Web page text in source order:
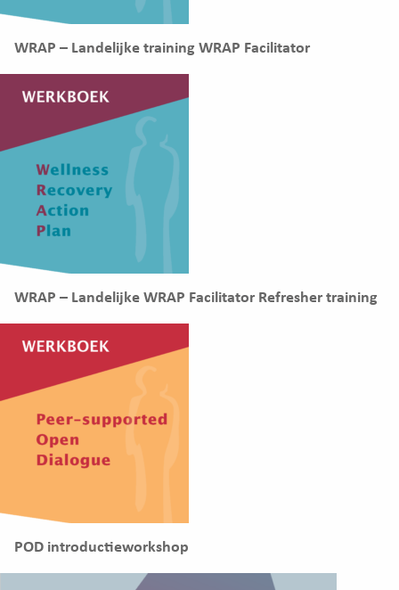
WRAP – Landelijke training WRAP Facilitator
WRAP – Landelijke WRAP Facilitator Refresher training
POD introductieworkshop